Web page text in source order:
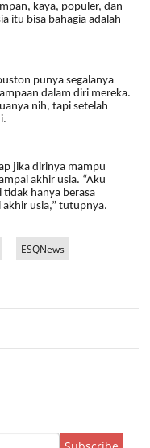
kaya, populer, dan
itu bisa bahagia adalah
punya segalanya
dalam diri mereka.
nih, tapi setelah
jika dirinya mampu
akhir usia. “Aku
tidak hanya berasa
usia,” tutupnya.
ESQNews